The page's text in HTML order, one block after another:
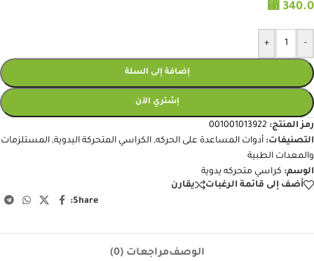
⃁ 340.0
-
+
إضافة إلى السلة
إشتري الآن
رمز المنتج: 001001013922
التصنيفات: أدوات المساعدة على الحركه, الكراسي المتحركة اليدوية, المستلزمات
والمعدات الطبية
الوسم: كراسي متحركه يدوية
أضف إلى قائمة الرغبات
يقارن
Share:
الوصفمراجعات (0)